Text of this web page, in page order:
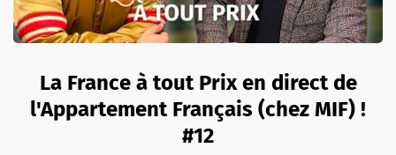
La France à tout Prix en direct de
l'Appartement Français (chez MIF) !
#12